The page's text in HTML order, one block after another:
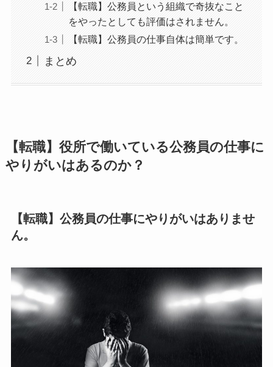
【転職】公務員という組織で奇抜なこと
をやったとしても評価はされません。
【転職】公務員の仕事自体は簡単です。
まとめ
【転職】役所で働いている公務員の仕事に
やりがいはあるのか？
【転職】公務員の仕事にやりがいはありませ
ん。